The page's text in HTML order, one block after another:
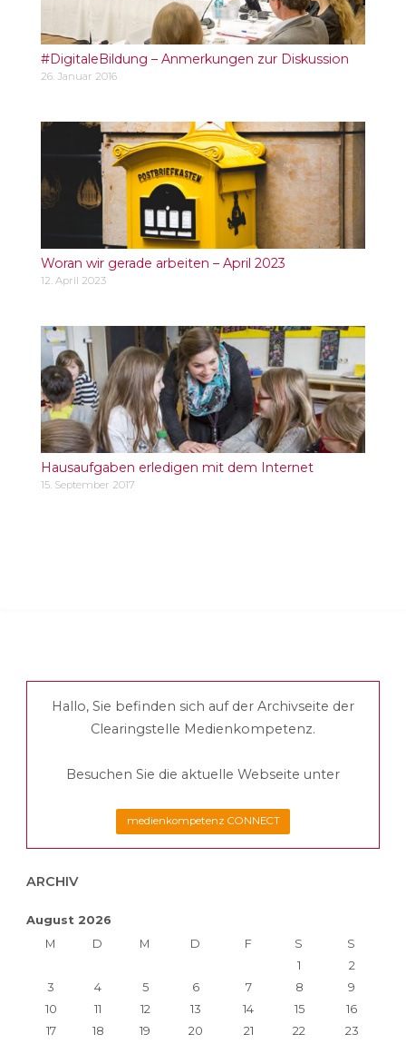
#DigitaleBildung – Anmerkungen zur Diskussion
26. Januar 2016
Woran wir gerade arbeiten – April 2023
12. April 2023
Hausaufgaben erledigen mit dem Internet
15. September 2017
Hallo, Sie befinden sich auf der Archivseite der
Clearingstelle Medienkompetenz.
Besuchen Sie die aktuelle Webseite unter
medienkompetenz CONNECT
ARCHIV
August 2026
M
D M D F S
S
1
2
3
4 5 6 7 8
9
10
11 12 13 14 15
16
17
18 19 20 21 22
23